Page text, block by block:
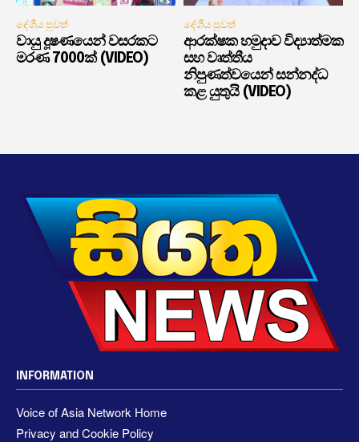
දේශීය පුවත්
වායු දූෂණයෙන් වසරකට
මරණ 7000ක් (VIDEO)
දේශීය පුවත්
ආරක්ෂක හමුදාව විද්‍යාත්මක
සහ වෘත්තීය
නිපුණත්වයෙන් සන්නද්ධ
කළ යුතුයි (VIDEO)
INFORMATION
Voice of Asia Network Home
Privacy and Cookie Policy